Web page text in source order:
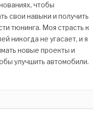
чтобы
свои навыки и получить
тюнинга. Моя страсть к
никогда не угасает, и я
новые проекты и
улучшить автомобили.